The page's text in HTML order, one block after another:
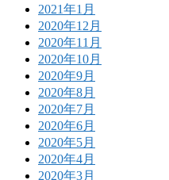
2021年1月
2020年12月
2020年11月
2020年10月
2020年9月
2020年8月
2020年7月
2020年6月
2020年5月
2020年4月
2020年3月